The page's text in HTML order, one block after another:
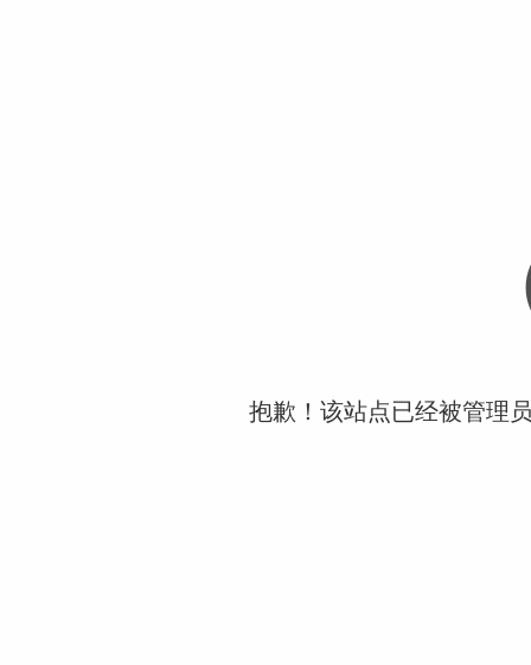
抱歉！该站点已经被管理